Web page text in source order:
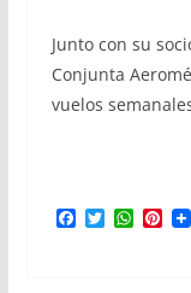
Junto con su
Conjunta
vuelos
F
a
T
w
W
h
P
i